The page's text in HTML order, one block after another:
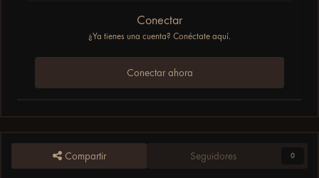
Conectar
¿Ya tienes una cuenta? Conéctate aquí.
Conectar ahora
Compartir Seguidores 0